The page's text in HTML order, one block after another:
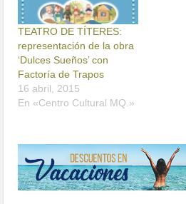
TEATRO DE TÍTERES:
representación de la obra
‘Dulces Sueños’ con
Factoría de Trapos
16 abril, 2015
En «Centro Cultural MQ.»